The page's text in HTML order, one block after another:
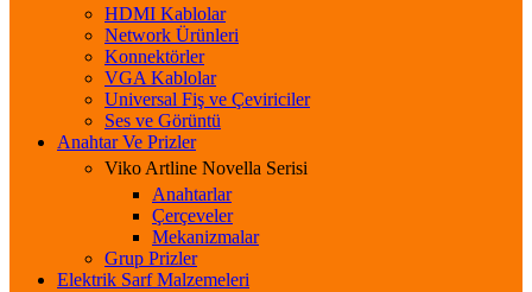
HDMI Kablolar
Network Ürünleri
Konnektörler
VGA Kablolar
Universal Fiş ve Çeviriciler
Ses ve Görüntü
Anahtar Ve Prizler
Viko Artline Novella Serisi
Anahtarlar
Çerçeveler
Mekanizmalar
Grup Prizler
Elektrik Sarf Malzemeleri